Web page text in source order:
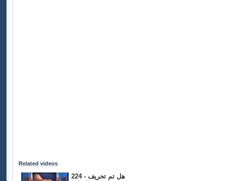
Related videos
224 - هل تم تحريف